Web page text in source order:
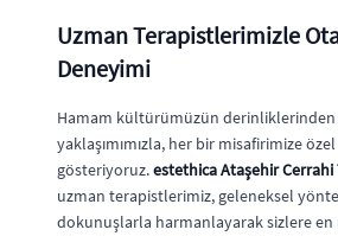
Uzman Terapistlerimizle
Deneyimi
Hamam kültürümüzün
yaklaşımımızla, her bir misafirimize
gösteriyoruz.estethica Ataşehir Cerrahi
uzman terapistlerimiz, geleneksel
dokunuşlarla harmanlayarak sizlere